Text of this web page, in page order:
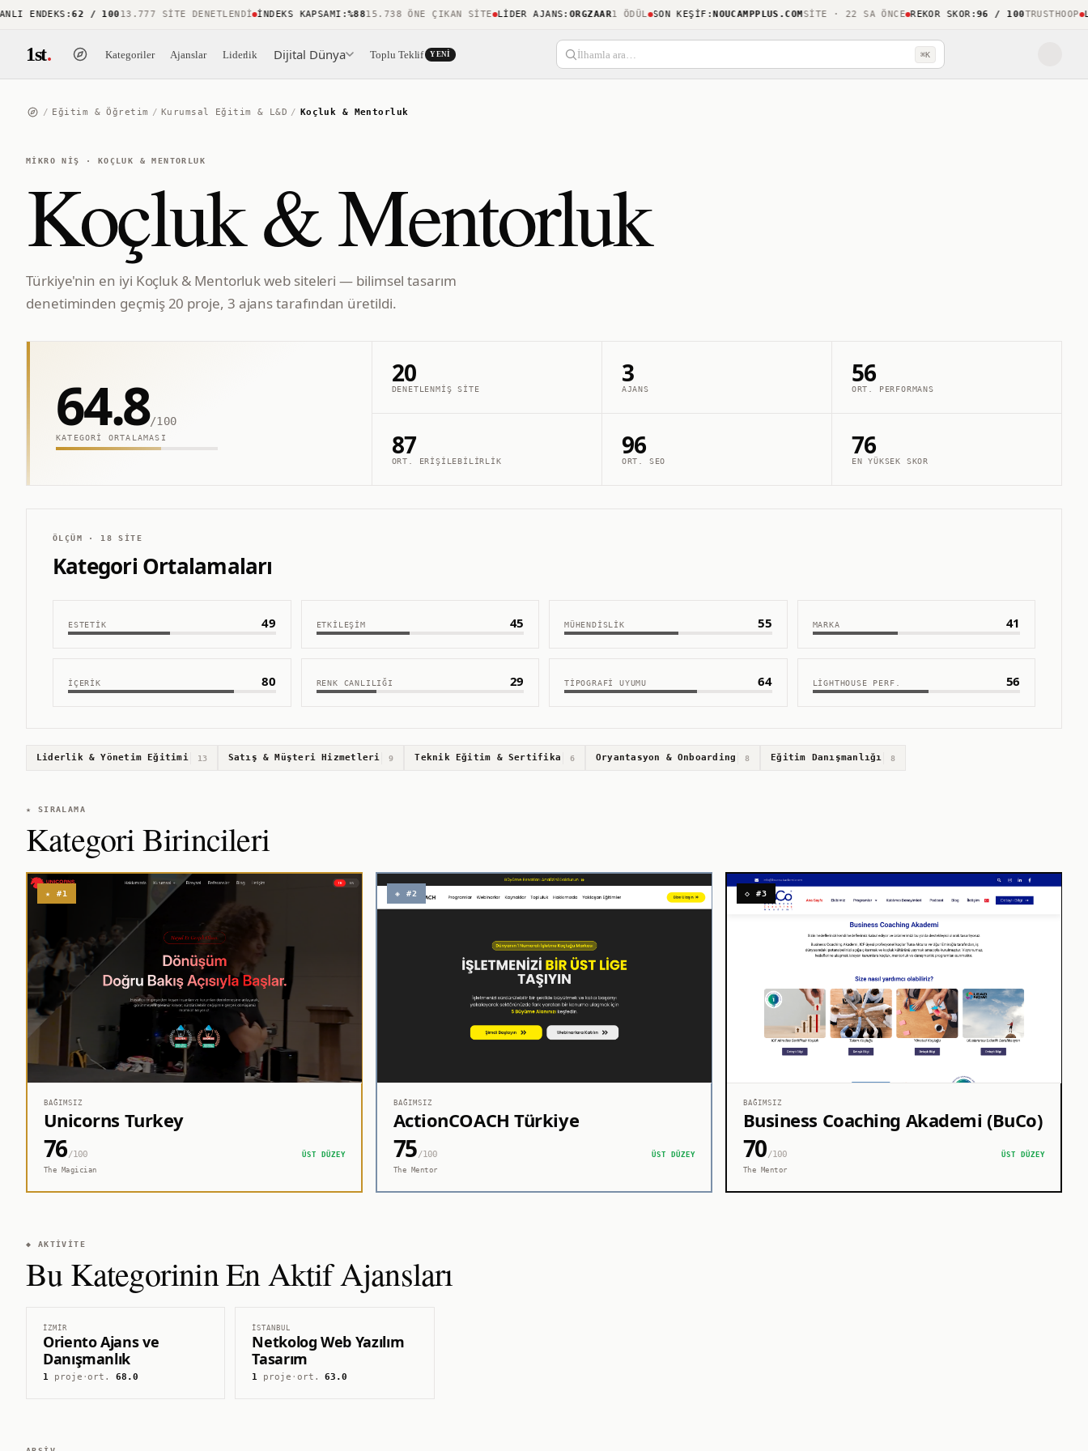
ENDEKS:62 / 100 13.777 SITE DENETLENDI İNDEKS KAPSAMI:%8815.738 ÖNE ÇIKAN SITE LIDER AJANS:ORGZAAR1 ÖDÜL SON KEŞIF:NOUCAMPPLUS.COMSITE · 22 SA ÖNCE REKOR SKOR:96 / 100 TRUSTHOOP
1st. Kategoriler Ajanslar Liderlik Dijital Dünya Toplu Teklif YENI İlhamla ara… ⌘K
/ Eğitim & Öğretim / Kurumsal Eğitim & L&D / Koçluk & Mentorluk
MIKRO NIŞ · KOÇLUK & MENTORLUK
Koçluk & Mentorluk
Türkiye'nin en iyi Koçluk & Mentorluk web siteleri — bilimsel tasarım
denetiminden geçmiş 20 proje, 3 ajans tarafından üretildi.
64.8/100
KATEGORI ORTALAMASI
20
DENETLENMIŞ SITE
3
AJANS
56
ORT. PERFORMANS
87
ORT. ERIŞILEBILIRLIK
96
ORT. SEO
76
EN YÜKSEK SKOR
ÖLÇÜM · 18 SITE
Kategori Ortalamaları
ESTETIK 49 ETKILEŞIM 45 MÜHENDISLIK 55 MARKA 41
İÇERIK 80 RENK CANLILIĞI 29 TIPOGRAFI UYUMU 64 LIGHTHOUSE PERF. 56
Liderlik & Yönetim Eğitimi 13 Satış & Müşteri Hizmetleri 9 Teknik Eğitim & Sertifika 6 Oryantasyon & Onboarding 8 Eğitim Danışmanlığı 8
★ SIRALAMA
Kategori Birincileri
★ #1
BAĞIMSIZ
Unicorns Turkey
76/100
ÜST DÜZEY
The Magician
◈ #2
BAĞIMSIZ
ActionCOACH Türkiye
75/100
ÜST DÜZEY
The Mentor
◇ #3
BAĞIMSIZ
Business Coaching Akademi (BuCo)
70/100
ÜST DÜZEY
The Mentor
◆ AKTIVITE
Bu Kategorinin En Aktif Ajansları
İZMIR
Oriento Ajans ve
Danışmanlık
1proje ·ort.68.0
İSTANBUL
Netkolog Web Yazılım
Tasarım
1 proje · ort.63.0